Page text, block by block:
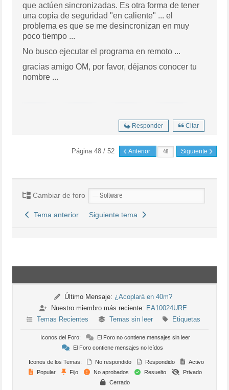
que actúen sincronizadas. Es otra forma de tener
una copia de seguridad "en caliente" ... el
problema es que se me desincronizan en muy
poco tiempo ...
No busco ejecutar el programa en remoto ...
gracias amigo OM, por favor, déjanos conocer tu
nombre ...
Responder Citar
Página 48 / 52 Anterior Siguiente
Cambiar de foro
Tema anterior Siguiente tema
Último Mensaje: ¿Acoplará en 40m?
Nuestro miembro más reciente: EA10024URE
Temas Recientes
Temas sin leer Etiquetas
Iconos del Foro:
El Foro no contiene mensajes sin leer
El Foro contiene mensajes no leídos
Iconos de los Temas: No respondido Respondido
Activo
Popular
Fijo No aprobados Resuelto
Privado
Cerrado